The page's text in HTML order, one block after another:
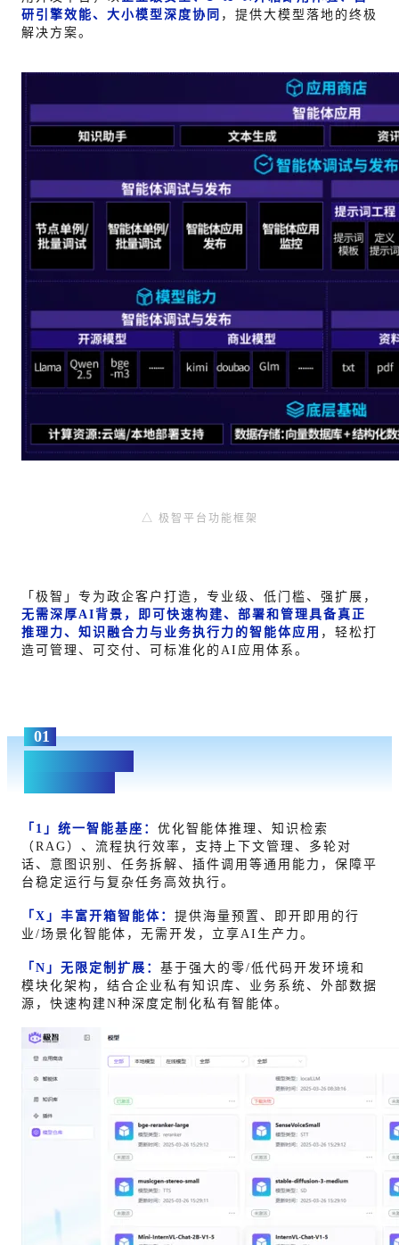
研引擎效能、大小模型深度协同 ，提供大模型落地的终极
解决方案。
△ 极智平台功能框架
「极智」专为政企客 户打造，专业级、低门槛、强扩展，
无需深厚AI背景，即可快速构建、部署和管理具备真正
推理力、知识融合力与业务执行力的智能体应用 ，轻松打
造可管理、可交付、可标准化的AI应用体系。
01
「1」统一智能基座： 优化智能体推理、知识检索
（RAG）、流程执行效率，支持上下文管理、多轮对
话、意图识别、任务拆解、插件调用等通用能力，保障平
台稳定运行与复杂任务高效执行。
「X」丰富开箱智能体： 提供海量预置、即开即用的行
业/场景化智能体，无需开发，立享AI生产力。
「N」无限定制扩展： 基于强大的零/低代码开发环境和
模块化架构，结合企业私有知识库、业务系统、外部数据
源，快速构建N种深度定制化私有智能体。